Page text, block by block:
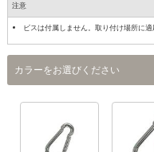
注意
ビスは付属しません。取り付け場所に適
カラーをお選びください